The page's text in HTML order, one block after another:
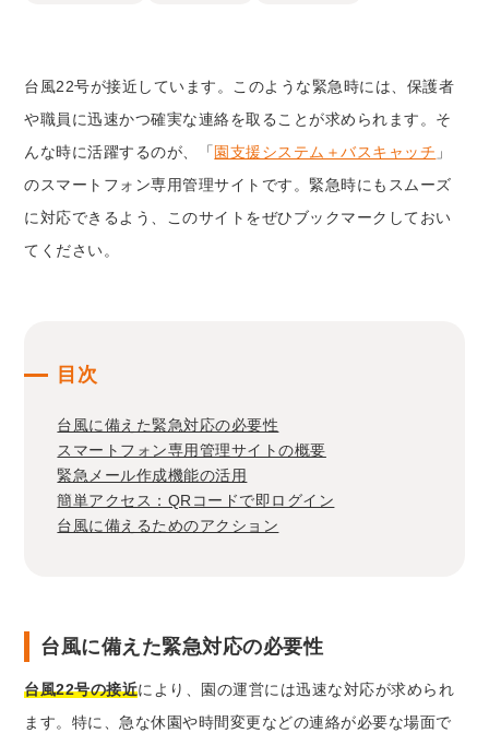
台風22号が接近しています。このような緊急時には、保護者
や職員に迅速かつ確実な連絡を取ることが求められます。そ
んな時に活躍するのが、「園支援システム＋バスキャッチ 」
のスマートフォン専用管理サイトです。緊急時にもスムーズ
に対応できるよう、このサイトをぜひブックマークしておい
てください。
目次
台風に備えた緊急対応の必要性
スマートフォン専用管理サイトの概要
緊急メール作成機能の活用
簡単アクセス：QRコードで即ログイン
台風に備えるためのアクション
台風に備えた緊急対応の必要性
台風22号の接近により、園の運営には迅速な対応が求められ
ます。特に、急な休園や時間変更などの連絡が必要な場面で